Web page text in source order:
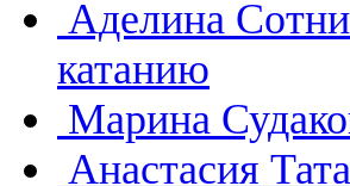
Аделина
катанию
Марина
Анастасия